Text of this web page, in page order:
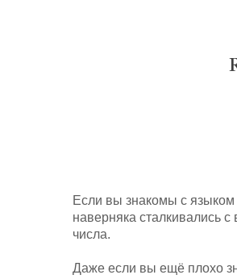
Если вы знакомы с
наверняка сталкивались
числа.
Даже если вы ещё плохо